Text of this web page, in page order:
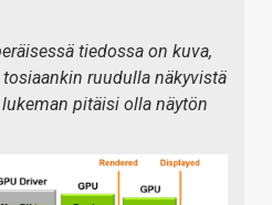
tiedossa on kuva,
ruudulla näkyvistä
pitäisi olla näytön